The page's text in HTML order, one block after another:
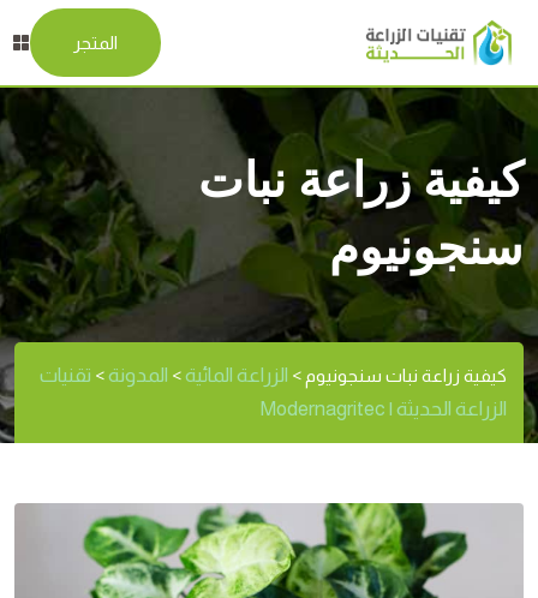
المتجر
كيفية زراعة نبات
سنجونيوم
كيفية زراعة نبات سنجونيوم > الزراعة المائية> المدونة> تقنيات
الزراعة الحديثة | Modernagritec